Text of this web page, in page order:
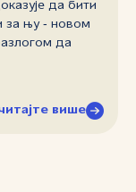
да бити
за њу ‑ новом
да
више